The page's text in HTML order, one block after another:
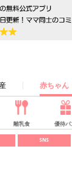
赤ちゃん
離乳食 優待パ
SNS